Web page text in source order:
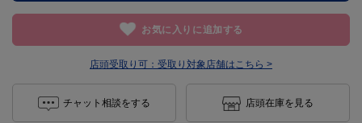
お気に入りに追加する
店頭受取り可： 受取り対象店舗はこちら >
チャット相談をする 店頭在庫を見る